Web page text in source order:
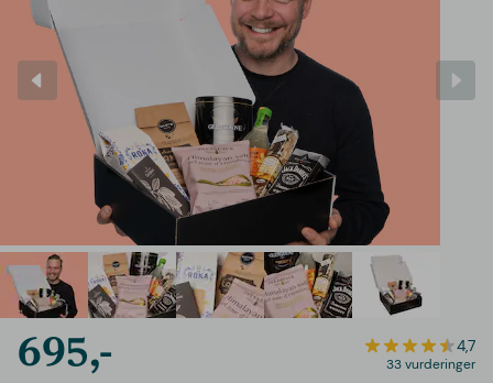
695,- 4,7
33 vurderinger